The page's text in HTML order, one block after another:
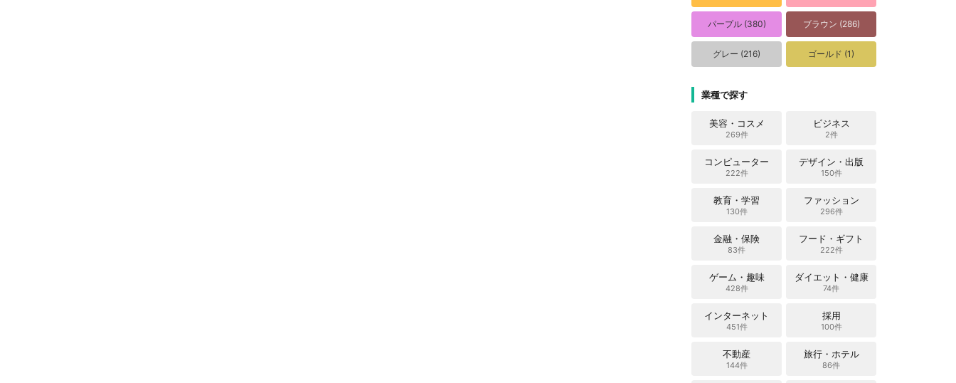
パープル (380) ブラウン (286)
グレー (216) ゴールド (1)
業種で探す
美容・コスメ
269件
ビジネス
2件
コンピューター
222件
デザイン・出版
150件
教育・学習
130件
ファッション
296件
金融・保険
83件
フード・ギフト
222件
ゲーム・趣味
428件
ダイエット・健康
74件
インターネット
451件
採用
100件
不動産
144件
旅行・ホテル
86件